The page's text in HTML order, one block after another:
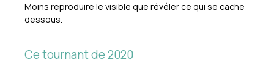
Moins reproduire le visible que révéler ce qui se cache
dessous.
Ce tournant de 2020